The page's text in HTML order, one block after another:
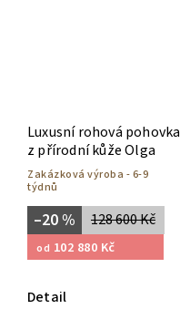
Luxusní rohová pohovka
z přírodní kůže Olga
Zakázková výroba - 6-9
týdnů
128 600 Kč
–20 %
od 102 880 Kč
Detail